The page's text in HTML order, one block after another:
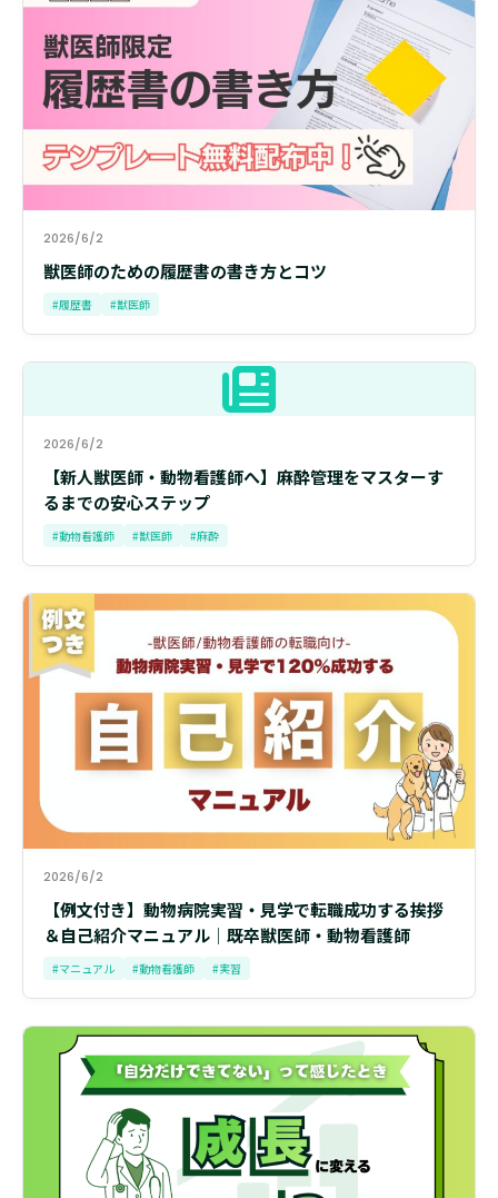
2026/6/2
獣医師のための履歴書の書き方とコツ
#履歴書 #獣医師
2026/6/2
【新人獣医師・動物看護師へ】麻酔管理をマスターす
るまでの安心ステップ
#動物看護師 #獣医師 #麻酔
2026/6/2
【例文付き】動物病院実習・見学で転職成功する挨拶
＆自己紹介マニュアル│既卒獣医師・動物看護師
#マニュアル #動物看護師 #実習